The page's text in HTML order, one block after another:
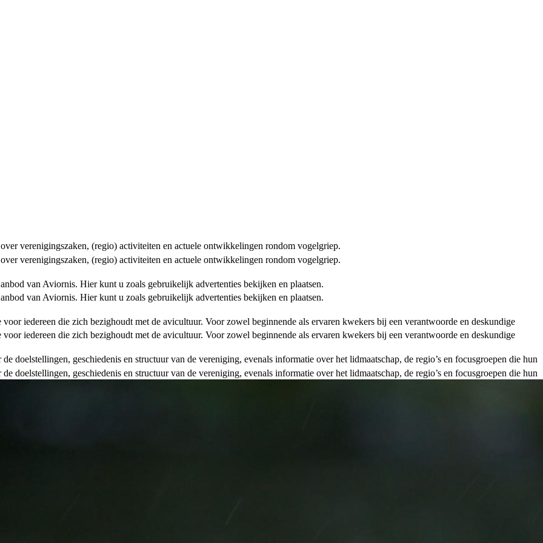
verenigingszaken, (regio) activiteiten en actuele ontwikkelingen rondom vogelgriep.
verenigingszaken, (regio) activiteiten en actuele ontwikkelingen rondom vogelgriep.
van Aviornis. Hier kunt u zoals gebruikelijk advertenties bekijken en plaatsen.
van Aviornis. Hier kunt u zoals gebruikelijk advertenties bekijken en plaatsen.
iedereen die zich bezighoudt met de avicultuur. Voor zowel beginnende als ervaren kwekers bij een verantwoorde en deskundige
iedereen die zich bezighoudt met de avicultuur. Voor zowel beginnende als ervaren kwekers bij een verantwoorde en deskundige
doelstellingen, geschiedenis en structuur van de vereniging, evenals informatie over het lidmaatschap, de regio’s en focusgroepen die hun
doelstellingen, geschiedenis en structuur van de vereniging, evenals informatie over het lidmaatschap, de regio’s en focusgroepen die hun